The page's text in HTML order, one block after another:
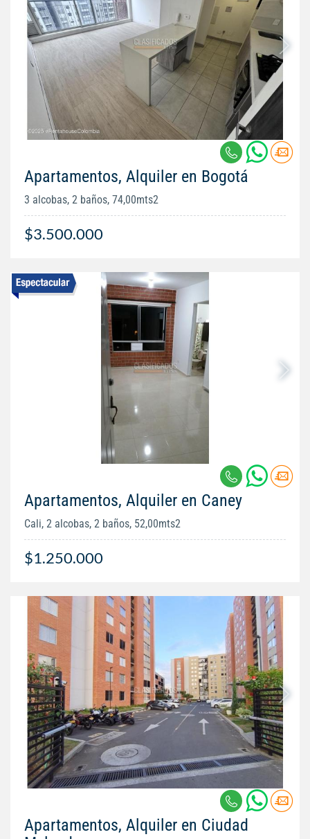
Apartamentos, Alquiler en Bogotá
3 alcobas, 2 baños, 74,00mts2
$3.500.000
Apartamentos, Alquiler en Caney
Cali, 2 alcobas, 2 baños, 52,00mts2
$1.250.000
Apartamentos, Alquiler en Ciudad